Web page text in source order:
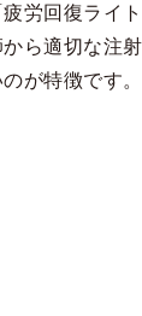
労回復ライ
ら適切な注
が特徴です。